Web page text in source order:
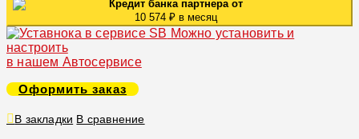
Кредит банка партнера от
10 574 ₽ в месяц
Можно установить и
настроить
в нашем Автосервисе
Оформить заказ
В закладки В сравнение